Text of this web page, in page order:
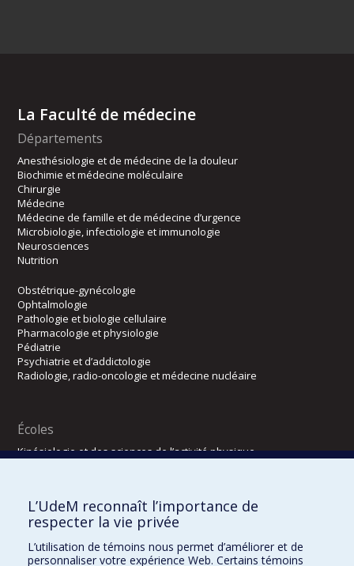
La Faculté de médecine
Départements
Anesthésiologie et de médecine de la douleur
Biochimie et médecine moléculaire
Chirurgie
Médecine
Médecine de famille et de médecine d’urgence
Microbiologie, infectiologie et immunologie
Neurosciences
Nutrition
Obstétrique-gynécologie
Ophtalmologie
Pathologie et biologie cellulaire
Pharmacologie et physiologie
Pédiatrie
Psychiatrie et d’addictologie
Radiologie, radio-oncologie et médecine nucléaire
Écoles
Kinésiologie et des sciences de l’activité physique
Directions
DPC
CPASS
L’UdeM reconnaît l’importance de
respecter la vie privée
L’utilisation de témoins nous permet d’améliorer et de
personnaliser votre expérience Web. Certains témoins